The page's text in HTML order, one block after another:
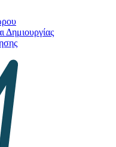
Δημιουργίας